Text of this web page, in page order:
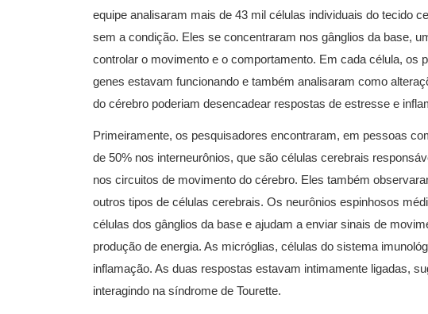
equipe analisaram mais de 43 mil células individuais do tecido
sem a condição. Eles se concentraram nos gânglios da base,
controlar o movimento e o comportamento. Em cada célula, os
genes estavam funcionando e também analisaram como
do cérebro poderiam desencadear respostas de estresse e
Primeiramente, os pesquisadores encontraram, em pessoas
de 50% nos interneurônios, que são células cerebrais
nos circuitos de movimento do cérebro. Eles também
outros tipos de células cerebrais. Os neurônios espinhosos
células dos gânglios da base e ajudam a enviar sinais de
produção de energia. As micróglias, células do sistema
inflamação. As duas respostas estavam intimamente ligadas,
interagindo na síndrome de Tourette.